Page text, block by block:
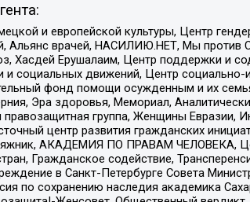
и европейской культуры, Центр
Альянс врачей, НАСИЛИЮ.НЕТ, Мы против
Хасдей Ерушалаим, Центр поддержки и
социальных движений, Центр
фонд помощи осужденным и их
Эра здоровья, Мемориал,
группа, Женщины Евразии,
центр развития гражданских
АКАДЕМИЯ ПО ПРАВАМ ЧЕЛОВЕКА,
Гражданское содействие,
в Санкт-Петербурге Совета
по сохранению наследия академика